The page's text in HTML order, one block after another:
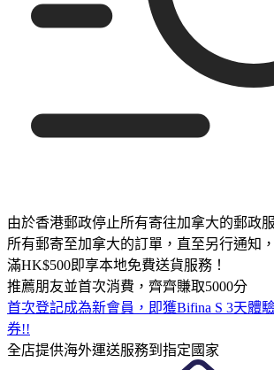
由於香港郵政停止所有寄往加拿大的郵政
所有郵寄至加拿大的訂單，直至另行通知
滿HK$500即享本地免費送貨服務！
推薦朋友並首次消費，齊齊賺取5000分
首次登記成為新會員，即獲Bifina S 3天體
券!!
全店提供海外運送服務到指定國家